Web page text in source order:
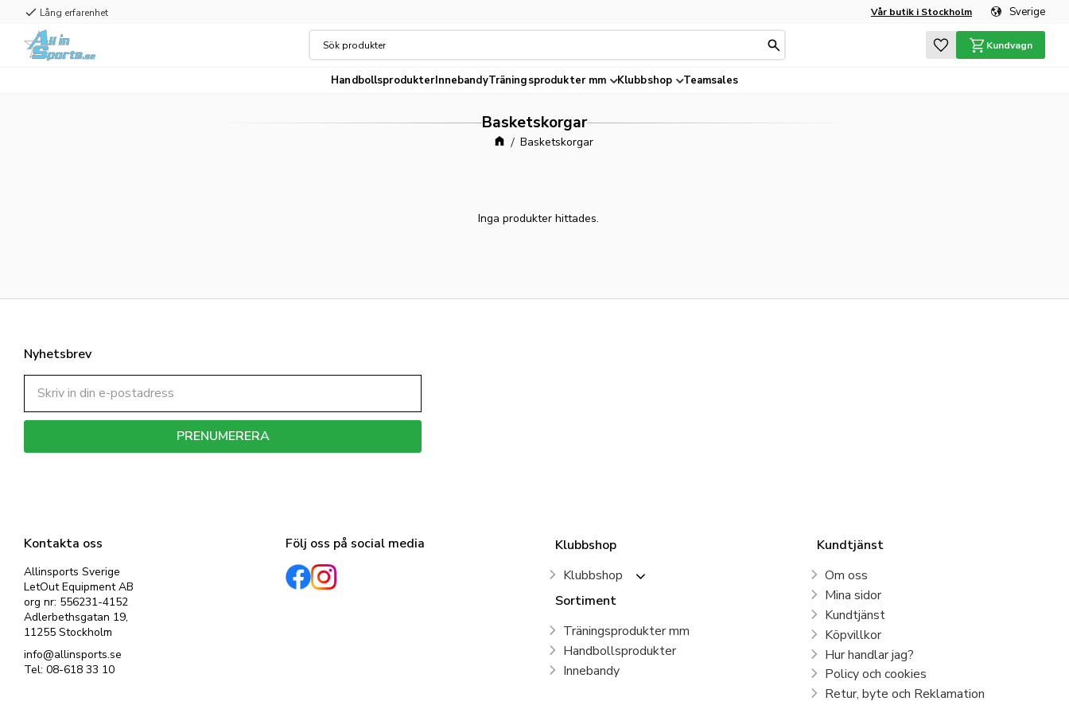
check Lång erfarenhet Vår butik i Stockholm Sverige
Favoriter
Kundvagn
HandbollsprodukterInnebandyTräningsprodukter mm Klubbshop Teamsales
Basketskorgar
Basketskorgar
Inga produkter hittades.
Kontakta oss
Allinsports Sverige
LetOut Equipment AB
org nr: 556231-4152
Adlerbethsgatan 19,
11255 Stockholm
info@allinsports.se
Tel: 08-618 33 10
Följ oss på social media
Klubbshop
Klubbshop
Sortiment
Träningsprodukter mm
Handbollsprodukter
Innebandy
Kundtjänst
Om oss
Mina sidor
Kundtjänst
Köpvillkor
Hur handlar jag?
Policy och cookies
Retur, byte och Reklamation
Nyhetsbrev
PRENUMERERA